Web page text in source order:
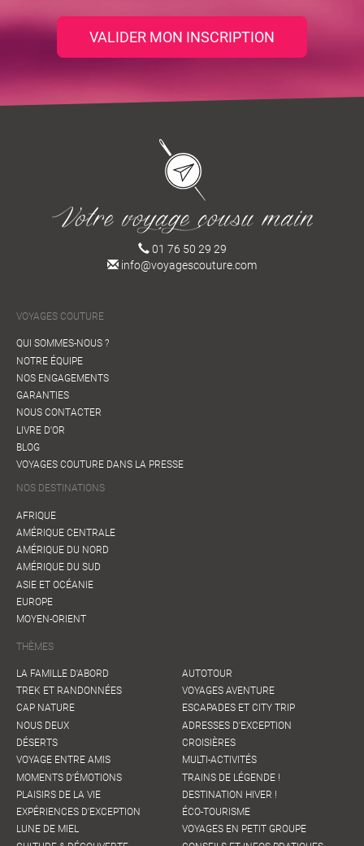
VALIDER MON INSCRIPTION
01 76 50 29 29
info@voyagescouture.com
VOYAGES COUTURE
QUI SOMMES-NOUS ?
NOTRE ÉQUIPE
NOS ENGAGEMENTS
GARANTIES
NOUS CONTACTER
LIVRE D'OR
BLOG
VOYAGES COUTURE DANS LA PRESSE
NOS DESTINATIONS
AFRIQUE
AMÉRIQUE CENTRALE
AMÉRIQUE DU NORD
AMÉRIQUE DU SUD
ASIE ET OCÉANIE
EUROPE
MOYEN-ORIENT
THÈMES
LA FAMILLE D'ABORD
TREK ET RANDONNÉES
CAP NATURE
NOUS DEUX
DÉSERTS
VOYAGE ENTRE AMIS
MOMENTS D'ÉMOTIONS
PLAISIRS DE LA VIE
EXPÉRIENCES D'EXCEPTION
LUNE DE MIEL
AUTOTOUR
VOYAGES AVENTURE
ESCAPADES ET CITY TRIP
ADRESSES D'EXCEPTION
CROISIÈRES
MULTI-ACTIVITÉS
TRAINS DE LÉGENDE !
DESTINATION HIVER !
ÉCO-TOURISME
VOYAGES EN PETIT GROUPE